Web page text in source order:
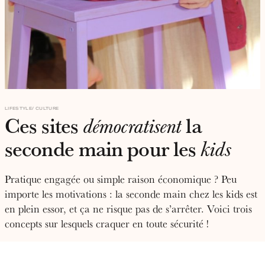
CULTURE
LIFESTYLE
Ces sites démocratisentla
seconde main pour leskids
Pratique engagée ou simple raison économique ? Peu
importe les motivations : la seconde main chez les kids est
en plein essor, et ça ne risque pas de s’arrêter. Voici trois
concepts sur lesquels craquer en toute sécurité !